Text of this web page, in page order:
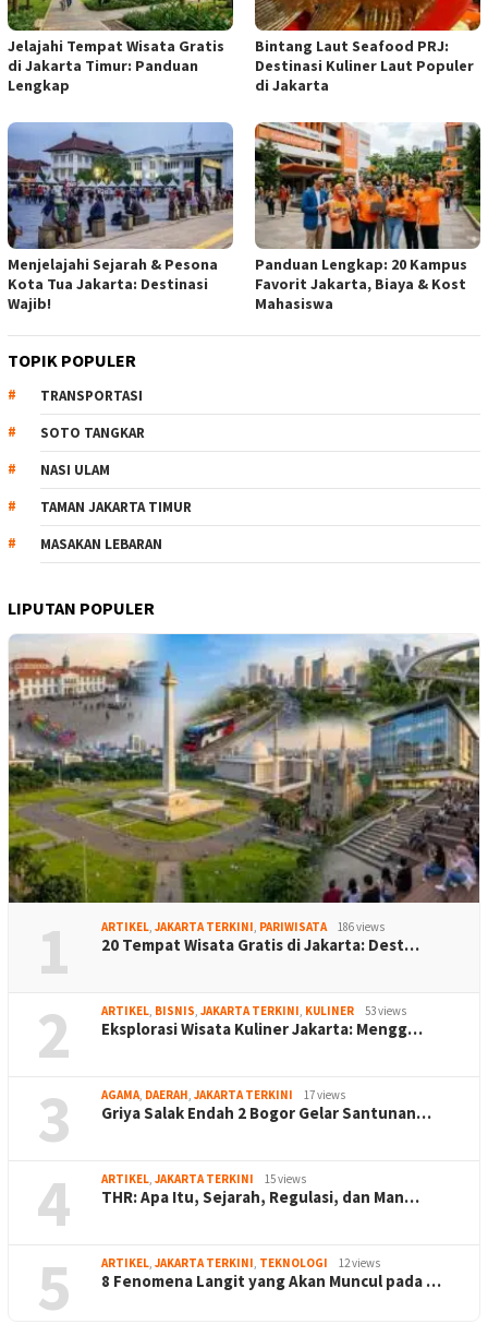
Jelajahi Tempat Wisata Gratis
di Jakarta Timur: Panduan
Lengkap
Bintang Laut Seafood PRJ:
Destinasi Kuliner Laut Populer
di Jakarta
Menjelajahi Sejarah & Pesona
Kota Tua Jakarta: Destinasi
Wajib!
Panduan Lengkap: 20 Kampus
Favorit Jakarta, Biaya & Kost
Mahasiswa
TOPIK POPULER
TRANSPORTASI
SOTO TANGKAR
NASI ULAM
TAMAN JAKARTA TIMUR
MASAKAN LEBARAN
LIPUTAN POPULER
1 ARTIKEL, JAKARTA TERKINI, PARIWISATA 186 views
20 Tempat Wisata Gratis di Jakarta: Dest…
2 ARTIKEL, BISNIS, JAKARTA TERKINI, KULINER 53 views
Eksplorasi Wisata Kuliner Jakarta: Mengg…
3 AGAMA, DAERAH, JAKARTA TERKINI 17 views
Griya Salak Endah 2 Bogor Gelar Santunan…
4 ARTIKEL, JAKARTA TERKINI 15 views
THR: Apa Itu, Sejarah, Regulasi, dan Man…
5 ARTIKEL, JAKARTA TERKINI, TEKNOLOGI 12 views
8 Fenomena Langit yang Akan Muncul pada …